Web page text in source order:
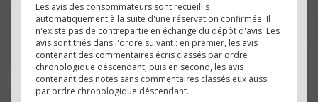
Les avis des consommateurs sont recueillis
automatiquement à la suite d'une réservation confirmée. Il
n'existe pas de contrepartie en échange du dépôt d'avis. Les
avis sont triés dans l'ordre suivant : en premier, les avis
contenant des commentaires écris classés par ordre
chronologique déscendant, puis en second, les avis
contenant des notes sans commentaires classés eux aussi
par ordre chronologique déscendant.